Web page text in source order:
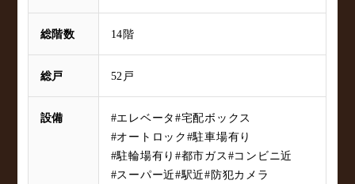
総階数 14階
総戸 52戸
設備 #エレベータ#宅配ボックス
#オートロック#駐車場有り
#駐輪場有り#都市ガス#コンビニ近
#スーパー近#駅近#防犯カメラ